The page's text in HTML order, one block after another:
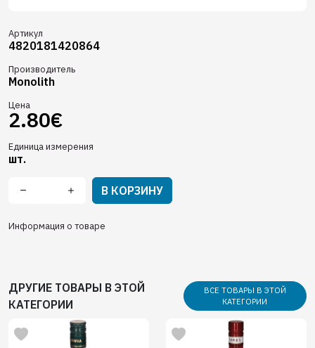
Артикул
4820181420864
Производитель
Monolith
Цена
2.80€
Единица измерения
шт.
В КОРЗИНУ
Информация о товаре
ДРУГИЕ ТОВАРЫ В ЭТОЙ
КАТЕГОРИИ
ВСЕ ТОВАРЫ В ЭТОЙ
КАТЕГОРИИ